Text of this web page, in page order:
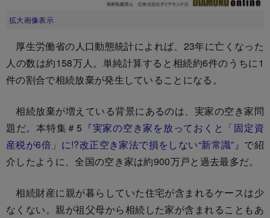
拡大画像表示
厚生労働省の人口動態統計によれば、23年に亡くなった
人の数は約158万人。単純計算すると相続約6件のうちに1
件の割合で相続放棄が発生していることになる。
相続放棄が増えている背景にあるのは、実家の空き家問
題だ。本特集＃5 『実家の空き家を放っておくと「固定資
産税が6倍」に!?改正空き家法で損をしない“新常識”』 で紹
介したように、全国の空き家は約900万戸と過去最多だ。
相続財産に親が暮らしていた住宅が含まれるケースは少
なくない。親が祖父母から相続した家が含まれることもあ